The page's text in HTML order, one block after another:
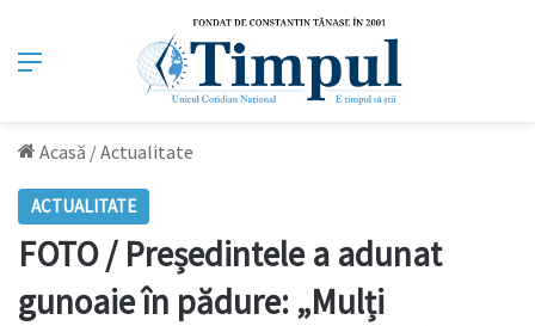
Meniu
Acasă /Actualitate
ACTUALITATE
FOTO / Președintele a adunat
gunoaie în pădure: „Mulți